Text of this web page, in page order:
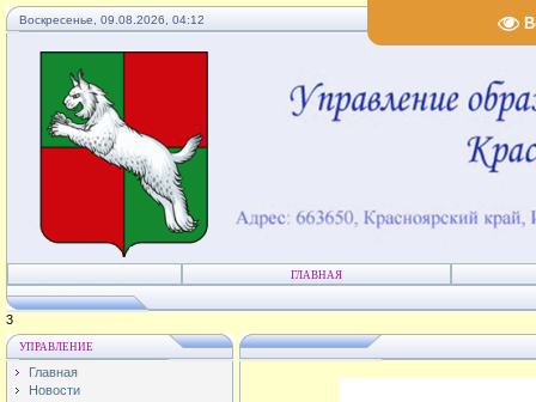
Воскресенье, 09.08.2026, 04:12
ГЛАВНАЯ
1
УПРАВЛЕНИЕ
Главная
Новости